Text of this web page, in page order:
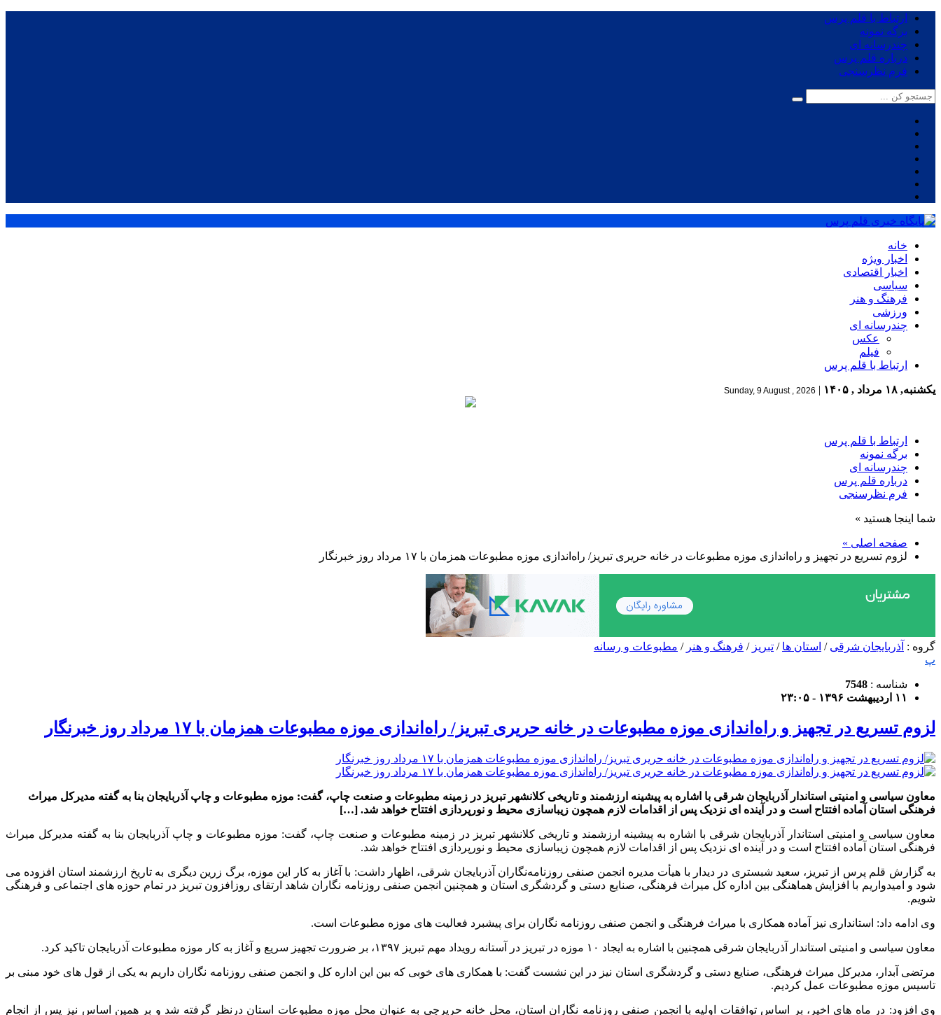
ارتباط با قلم پرس
برگه نمونه
چندرسانه ای
درباره قلم پرس
فرم نظرسنجی
خانه
اخبار ویژه
اخبار اقتصادی
سیاسی
فرهنگ و هنر
ورزشی
چندرسانه ای
عکس
فیلم
ارتباط با قلم پرس
یکشنبه, ۱۸ مرداد , ۱۴۰۵ |
Sunday, 9 August , 2026
ارتباط با قلم پرس
برگه نمونه
چندرسانه ای
درباره قلم پرس
فرم نظرسنجی
شما اینجا هستید »
صفحه اصلی »
لزوم تسریع در تجهیز و راه‌اندازی موزه مطبوعات در خانه حریری تبریز/ راه‌اندازی موزه مطبوعات همزمان با ۱۷ مرداد روز خبرنگار
گروه : آذربایجان شرقی / استان ها / تبریز / فرهنگ و هنر / مطبوعات و رسانه
پ
شناسه : 7548
۱۱ اردیبهشت ۱۳۹۶ - ۲۳:۰۵
لزوم تسریع در تجهیز و راه‌اندازی موزه مطبوعات در خانه حریری تبریز/ راه‌اندازی موزه مطبوعات همزمان با ۱۷ مرداد روز خبرنگار
معاون سیاسی و امنیتی استاندار آذربایجان شرقی با اشاره به پیشینه ارزشمند و تاریخی کلانشهر تبریز در زمینه مطبوعات و صنعت چاپ، گفت: موزه مطبوعات و چاپ آذربایجان بنا به گفته مدیرکل میراث
فرهنگی استان آماده افتتاح است و در آینده ای نزدیک پس از اقدامات لازم همچون زیباسازی محیط و نورپردازی افتتاح خواهد شد. […]
معاون سیاسی و امنیتی استاندار آذربایجان شرقی با اشاره به پیشینه ارزشمند و تاریخی کلانشهر تبریز در زمینه مطبوعات و صنعت چاپ، گفت: موزه مطبوعات و چاپ آذربایجان بنا به گفته مدیرکل میراث
فرهنگی استان آماده افتتاح است و در آینده ای نزدیک پس از اقدامات لازم همچون زیباسازی محیط و نورپردازی افتتاح خواهد شد.
به گزارش قلم پرس از تبریز، سعید شبستری در دیدار با هیأت مدیره انجمن صنفی روزنامه‌نگاران آذربایجان شرقی، اظهار داشت: با آغاز به کار این موزه، برگ زرین دیگری به تاریخ ارزشمند استان افزوده می
شود و امیدواریم با افزایش هماهنگی بین اداره کل میراث فرهنگی، صنایع دستی و گردشگری استان و همچنین انجمن صنفی روزنامه نگاران شاهد ارتقای روزافزون تبریز در تمام حوزه های اجتماعی و فرهنگی
شویم.
وی ادامه داد: استانداری نیز آماده همکاری با میراث فرهنگی و انجمن صنفی روزنامه نگاران برای پیشبرد فعالیت های موزه مطبوعات است.
معاون سیاسی و امنیتی استاندار آذربایجان شرقی همچنین با اشاره به ایجاد ۱۰ موزه در تبریز در آستانه رویداد مهم تبریز ۱۳۹۷، بر ضرورت تجهیز سریع و آغاز به کار موزه مطبوعات آذربایجان تاکید کرد.
مرتضی آبدار، مدیرکل میراث فرهنگی، صنایع دستی و گردشگری استان نیز در این نشست گفت: با همکاری های خوبی که بین این اداره کل و انجمن صنفی روزنامه نگاران داریم به یکی از قول های خود مبنی بر
تاسیس موزه مطبوعات عمل کردیم.
وی افزود: در ماه های اخیر، بر اساس توافقات اولیه با انجمن صنفی روزنامه نگاران استان، محل خانه حریرچی به عنوان محل موزه مطبوعات استان درنظر گرفته شد و بر همین اساس نیز پس از انجام